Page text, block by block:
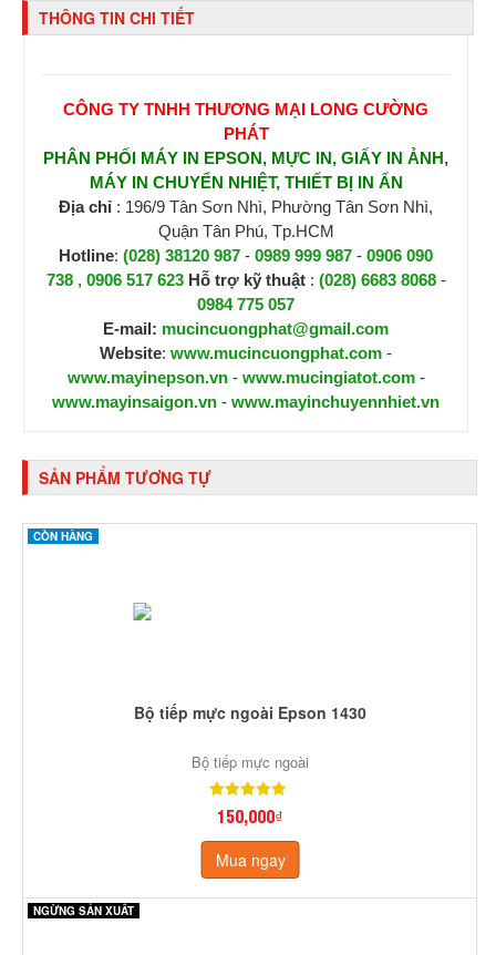
THÔNG TIN CHI TIẾT
CÔNG TY TNHH THƯƠNG MẠI LONG CƯỜNG
PHÁT
PHÂN PHỐI MÁY IN EPSON, MỰC IN, GIẤY IN ẢNH,
MÁY IN CHUYỂN NHIỆT, THIẾT BỊ IN ẤN
Địa chỉ : 196/9 Tân Sơn Nhì, Phường Tân Sơn Nhì,
Quận Tân Phú, Tp.HCM
Hotline: (028) 38120 987 - 0989 999 987 - 0906 090
738, 0906 517 623 Hỗ trợ kỹ thuật : (028) 6683 8068-
0984 775 057
E-mail: mucincuongphat@gmail.com
Website: www.mucincuongphat.com -
www.mayinepson.vn- www.mucingiatot.com-
www.mayinsaigon.vn - www.mayinchuyennhiet.vn
SẢN PHẨM TƯƠNG TỰ
CÒN HÀNG
Bộ tiếp mực ngoài Epson 1430
Bộ tiếp mực ngoài
150,000₫
Mua ngay
NGỪNG SẢN XUẤT